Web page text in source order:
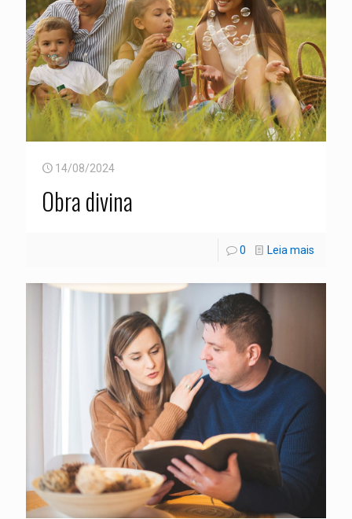
14/08/2024
Obra divina
0 Leia mais